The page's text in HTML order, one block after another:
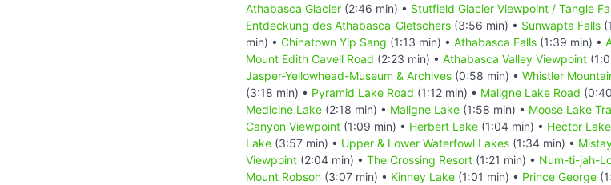
Athabasca Glacier (2:46 min) • Stutfield Glacier Viewpoint / Tangle
Entdeckung des Athabasca-Gletschers (3:56 min) • Sunwapta Falls
min) • Chinatown Yip Sang (1:13 min) • Athabasca Falls (1:39 min) •
Mount Edith Cavell Road (2:23 min) • Athabasca Valley Viewpoint
Jasper-Yellowhead-Museum & Archives (0:58 min) • Whistler
(3:18 min) • Pyramid Lake Road (1:12 min) • Maligne Lake Road
Medicine Lake (2:18 min) • Maligne Lake (1:58 min) • Moose Lake
Canyon Viewpoint (1:09 min) • Herbert Lake (1:04 min) • Hector Lake
Lake (3:57 min) • Upper & Lower Waterfowl Lakes (1:34 min) •
Viewpoint (2:04 min) • The Crossing Resort (1:21 min) • Num-ti-jah-
Mount Robson (3:07 min) • Kinney Lake (1:01 min) • Prince George